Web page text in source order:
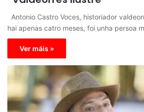
Antonio Castro Voces, historiador
hai apenas catro meses, foi unha persoa
Ver máis »